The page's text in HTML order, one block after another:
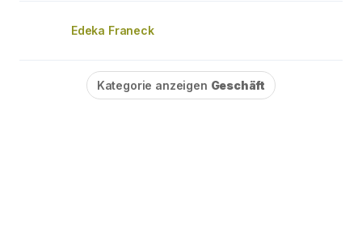
Edeka Franeck
Kategorie anzeigen Geschäft